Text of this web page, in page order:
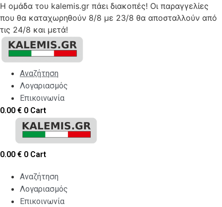
Η ομάδα του kalemis.gr πάει διακοπές! Οι παραγγελίες
που θα καταχωρηθούν 8/8 με 23/8 θα αποσταλλούν από
τις 24/8 και μετά!
Skip
content
Αναζήτηση
Λογαριασμός
Επικοινωνία
0.00 € 0 Cart
0.00 € 0 Cart
Αναζήτηση
Λογαριασμός
Επικοινωνία